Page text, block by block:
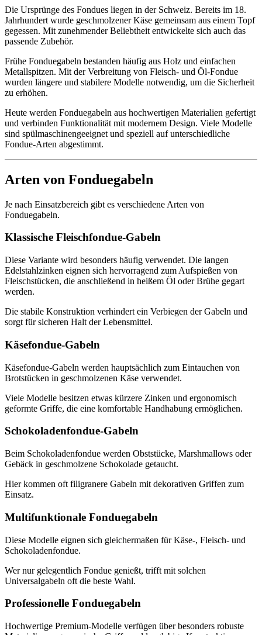
Die Ursprünge des Fondues liegen in der Schweiz. Bereits im 18.
Jahrhundert wurde geschmolzener Käse gemeinsam aus einem Topf
gegessen. Mit zunehmender Beliebtheit entwickelte sich auch das
passende Zubehör.
Frühe Fonduegabeln bestanden häufig aus Holz und einfachen
Metallspitzen. Mit der Verbreitung von Fleisch- und Öl-Fondue
wurden längere und stabilere Modelle notwendig, um die Sicherheit
zu erhöhen.
Heute werden Fonduegabeln aus hochwertigen Materialien gefertigt
und verbinden Funktionalität mit modernem Design. Viele Modelle
sind spülmaschinengeeignet und speziell auf unterschiedliche
Fondue-Arten abgestimmt.
Arten von Fonduegabeln
Je nach Einsatzbereich gibt es verschiedene Arten von
Fonduegabeln.
Klassische Fleischfondue-Gabeln
Diese Variante wird besonders häufig verwendet. Die langen
Edelstahlzinken eignen sich hervorragend zum Aufspießen von
Fleischstücken, die anschließend in heißem Öl oder Brühe gegart
werden.
Die stabile Konstruktion verhindert ein Verbiegen der Gabeln und
sorgt für sicheren Halt der Lebensmittel.
Käsefondue-Gabeln
Käsefondue-Gabeln werden hauptsächlich zum Eintauchen von
Brotstücken in geschmolzenen Käse verwendet.
Viele Modelle besitzen etwas kürzere Zinken und ergonomisch
geformte Griffe, die eine komfortable Handhabung ermöglichen.
Schokoladenfondue-Gabeln
Beim Schokoladenfondue werden Obststücke, Marshmallows oder
Gebäck in geschmolzene Schokolade getaucht.
Hier kommen oft filigranere Gabeln mit dekorativen Griffen zum
Einsatz.
Multifunktionale Fonduegabeln
Diese Modelle eignen sich gleichermaßen für Käse-, Fleisch- und
Schokoladenfondue.
Wer nur gelegentlich Fondue genießt, trifft mit solchen
Universalgabeln oft die beste Wahl.
Professionelle Fonduegabeln
Hochwertige Premium-Modelle verfügen über besonders robuste